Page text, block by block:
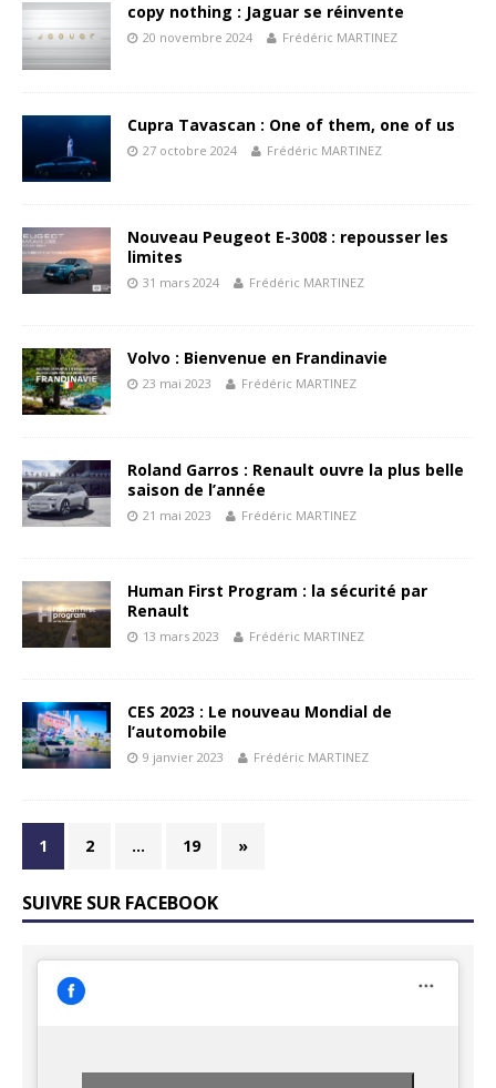
copy nothing : Jaguar se réinvente
20 novembre 2024 Frédéric MARTINEZ
Cupra Tavascan : One of them, one of us
27 octobre 2024 Frédéric MARTINEZ
Nouveau Peugeot E-3008 : repousser les
limites
31 mars 2024 Frédéric MARTINEZ
Volvo : Bienvenue en Frandinavie
23 mai 2023 Frédéric MARTINEZ
Roland Garros : Renault ouvre la plus belle
saison de l’année
21 mai 2023 Frédéric MARTINEZ
Human First Program : la sécurité par
Renault
13 mars 2023 Frédéric MARTINEZ
CES 2023 : Le nouveau Mondial de
l’automobile
9 janvier 2023 Frédéric MARTINEZ
1 2 … 19 »
SUIVRE SUR FACEBOOK